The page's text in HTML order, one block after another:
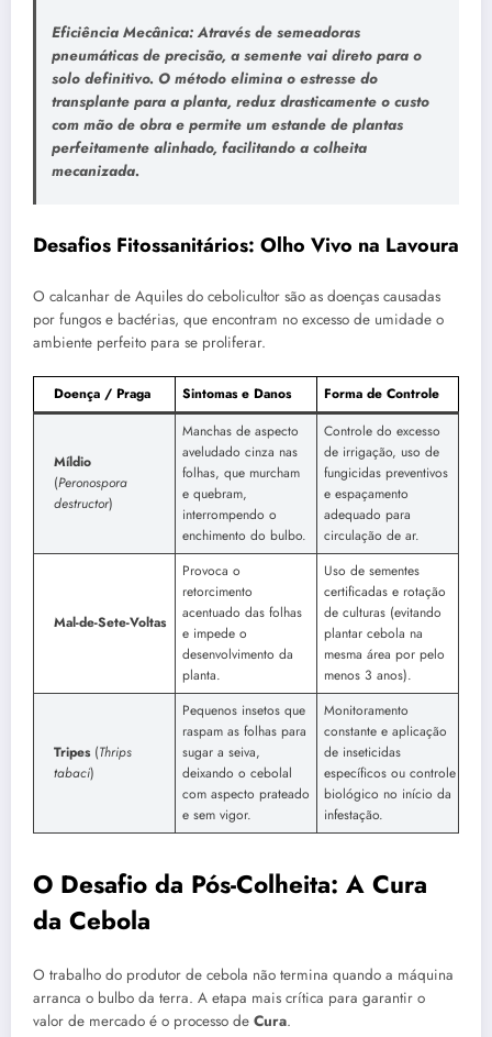
Eficiência Mecânica:Através de semeadoras
pneumáticas de precisão, a semente vai direto para o
solo definitivo. O método elimina o estresse do
transplante para a planta, reduz drasticamente o custo
com mão de obra e permite um estande de plantas
perfeitamente alinhado, facilitando a colheita
mecanizada.
Desafios Fitossanitários: Olho Vivo na Lavoura
O calcanhar de Aquiles do cebolicultor são as doenças causadas
por fungos e bactérias, que encontram no excesso de umidade o
ambiente perfeito para se proliferar.
Doença / Praga Sintomas e Danos Forma de Controle
Míldio
(Peronospora
destructor)
Manchas de aspecto
aveludado cinza nas
folhas, que murcham
e quebram,
interrompendo o
enchimento do bulbo.
Controle do excesso
de irrigação, uso de
fungicidas preventivos
e espaçamento
adequado para
circulação de ar.
Mal-de-Sete-Voltas
Provoca o
retorcimento
acentuado das folhas
e impede o
desenvolvimento da
planta.
Uso de sementes
certificadas e rotação
de culturas (evitando
plantar cebola na
mesma área por pelo
menos 3 anos).
Tripes(Thrips
tabaci)
Pequenos insetos que
raspam as folhas para
sugar a seiva,
deixando o cebolal
com aspecto prateado
e sem vigor.
Monitoramento
constante e aplicação
de inseticidas
específicos ou controle
biológico no início da
infestação.
O Desafio da Pós-Colheita: A Cura
da Cebola
O trabalho do produtor de cebola não termina quando a máquina
arranca o bulbo da terra. A etapa mais crítica para garantir o
valor de mercado é o processo de Cura.